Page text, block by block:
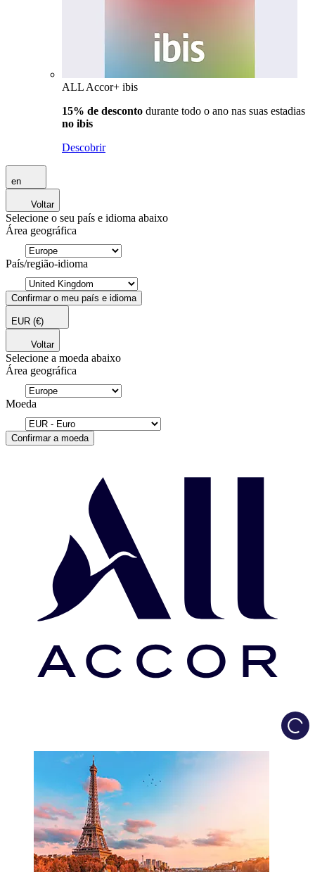
ALL Accor+ ibis
15% de desconto durante todo o ano nas suas estadias
no ibis
Descobrir
en
Voltar
Selecione o seu país e idioma abaixo
Área geográfica
País/região-idioma
Confirmar o meu país e idioma
EUR (€)
Voltar
Selecione a moeda abaixo
Área geográfica
Moeda
Confirmar a moeda